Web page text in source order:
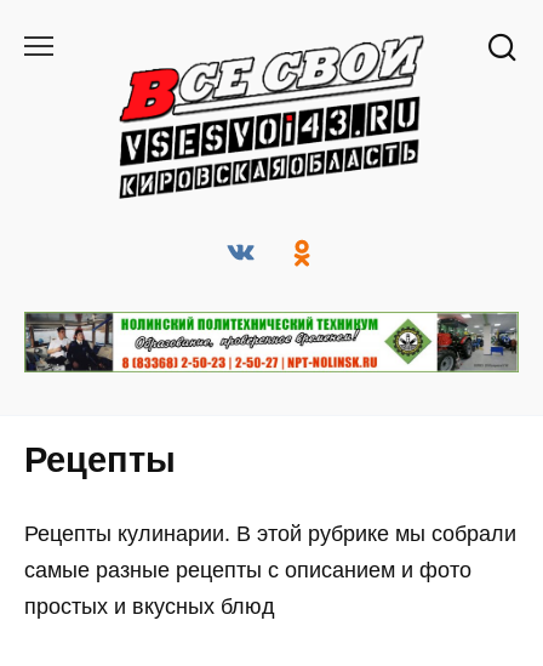
Рецепты
Рецепты кулинарии. В этой рубрике мы собрали
самые разные рецепты с описанием и фото
простых и вкусных блюд